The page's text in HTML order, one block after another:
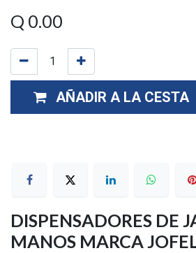
Q 0.00
AÑADIR A LA CESTA
DISPENSADORES DE
MANOS MARCA